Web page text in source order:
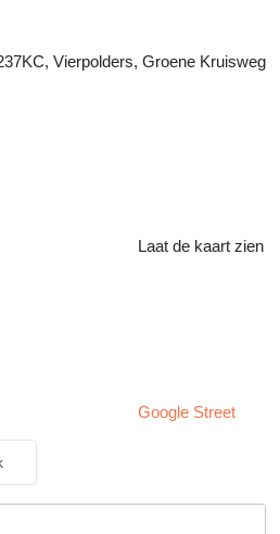
Vierpolders, Groene Kruisweg
Laat de kaart zien
Google Street